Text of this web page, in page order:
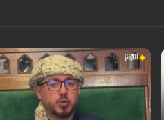
الثانية ملف "الهزيمة الحتمية لأمريكا" من
زوايا أوسع، مطالبين بالانتقال من مفهوم
محور المقاومة إلى تحالف إنساني عالمي،
التركيز على دور الطاقة والتكامل
والعسكري الإسلامي كبديل استراتيجي